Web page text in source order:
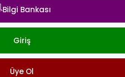
Bilgi Bankası
Giriş
Üye Ol